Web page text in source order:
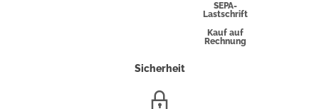
SEPA-
Lastschrift
Kauf auf
Rechnung
Sicherheit